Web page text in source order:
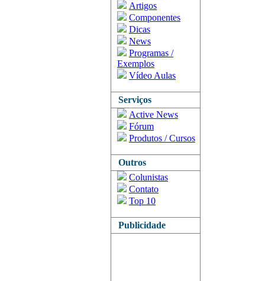
Artigos
Componentes
Dicas
News
Programas /
Exemplos
Vídeo Aulas
Serviços
Active News
Fórum
Produtos / Cursos
Outros
Colunistas
Contato
Top 10
Publicidade